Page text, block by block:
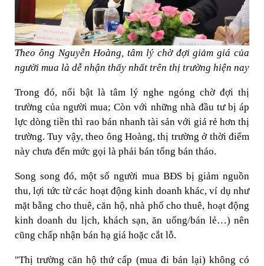
Theo ông Nguyễn Hoàng, tâm lý chờ đợi giảm giá của
người mua là dễ nhận thấy nhất trên thị trường hiện nay
Trong đó, nổi bật là tâm lý nghe ngóng chờ đợi thị
trường của người mua; Còn với những nhà đầu tư bị áp
lực dòng tiền thì rao bán nhanh tài sản với giá rẻ hơn thị
trường. Tuy vậy, theo ông Hoàng, thị trường ở thời điểm
này chưa đến mức gọi là phải bán tống bán tháo.
Song song đó, một số người mua BĐS bị giảm nguồn
thu, lợi tức từ các hoạt động kinh doanh khác, ví dụ như
mặt bằng cho thuê, căn hộ, nhà phố cho thuê, hoạt động
kinh doanh du lịch, khách sạn, ăn uống/bán lẻ…) nên
cũng chấp nhận bán hạ giá hoặc cắt lỗ.
"Thị trường căn hộ thứ cấp (mua đi bán lại) không có